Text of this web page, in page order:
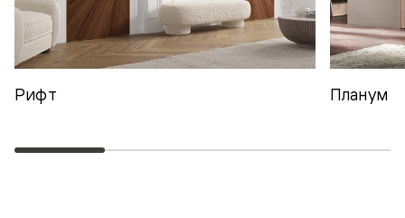
Рифт Планум